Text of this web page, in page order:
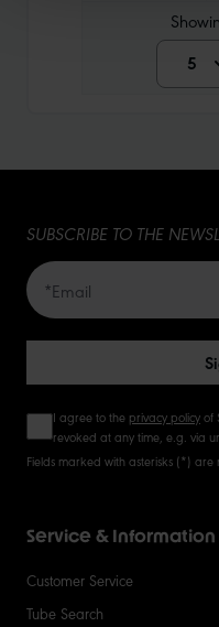
5
SUBSCRIBE TO THE
I agree to the privacy policyof
revoked at any time, e.g. via
Fields marked with asterisks (*) are
Service & Information
Customer Service
Tube Search